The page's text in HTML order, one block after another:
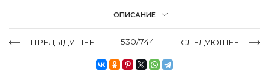
ОПИСАНИЕ
ПРЕДЫДУЩЕЕ 530/744 СЛЕДУЮЩЕЕ